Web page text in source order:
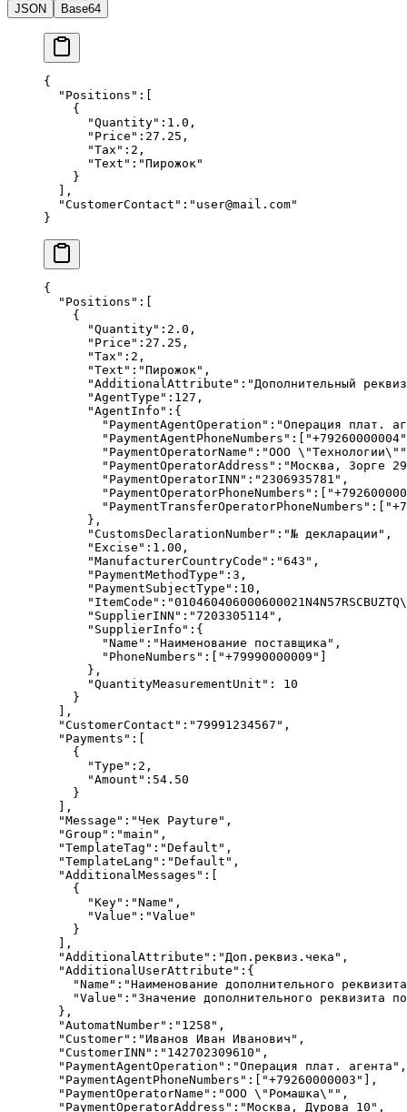
JSON Base64
{
  "Positions"
:[
    {
      "Quantity"
: 1.0 ,
      "Price"
: 27.25 ,
      "Tax"
: 2 ,
      "Text"
: "Пирожок"
    }
  ],
  "CustomerContact"
: "user@mail.com"
}
{
  "Positions"
:[
    {
      "Quantity"
: 2.0 ,
      "Price"
: 27.25 ,
      "Tax"
: 2 ,
      "Text"
: "Пирожок" ,
      "AdditionalAttribute"
: "Дополнительный
      "AgentType"
: 127 ,
      "AgentInfo"
:{
        "PaymentAgentOperation"
: "Операция плат.
        "PaymentAgentPhoneNumbers"
:[
"+79260000004"
        "PaymentOperatorName"
: "ООО \"Технологии\" "
        "PaymentOperatorAddress"
: "Москва, Зорге
        "PaymentOperatorINN"
: "2306935781" ,
        "PaymentOperatorPhoneNumbers"
:[
        "PaymentTransferOperatorPhoneNumbers"
:[
      },
      "CustomsDeclarationNumber"
: "№ декларации" ,
      "Excise"
: 1.00 ,
      "ManufacturerCountryCode"
: "643" ,
      "PaymentMethodType"
: 3 ,
      "PaymentSubjectType"
: 10 ,
      "ItemCode"
: "010460406000600021N4N57RSCBUZTQ
      "SupplierINN"
: "7203305114" ,
      "SupplierInfo"
:{
        "Name"
: "Наименование поставщика" ,
        "PhoneNumbers"
:[ "+79990000009"
      },
      "QuantityMeasurementUnit"
: 10
    }
  ],
  "CustomerContact"
: "79991234567" ,
  "Payments"
:[
    {
      "Type"
: 2 ,
      "Amount"
: 54.50
    }
  ],
  "Message"
: "Чек Payture" ,
  "Group"
: "main" ,
  "TemplateTag"
: "Default" ,
  "TemplateLang"
: "Default" ,
  "AdditionalMessages"
:[
    {
      "Key"
: "Name" ,
      "Value"
: "Value"
    }
  ],
  "AdditionalAttribute"
: "Доп.реквиз.чека" ,
  "AdditionalUserAttribute"
:{
    "Name"
: "Наименование дополнительного
    "Value"
: "Значение дополнительного реквизита
  },
  "AutomatNumber"
: "1258" ,
  "Customer"
: "Иванов Иван Иванович" ,
  "CustomerINN"
: "142702309610" ,
  "PaymentAgentOperation"
: "Операция плат. агента" ,
  "PaymentAgentPhoneNumbers"
:[ "+79260000003"
],
  "PaymentOperatorName"
: "ООО \" Ромашка\" " ,
  "PaymentOperatorAddress"
: "Москва, Дурова 10" ,